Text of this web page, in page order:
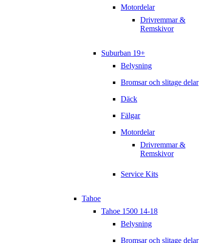
Motordelar
Drivremmar &
Remskivor
Suburban 19+
Belysning
Bromsar och slitage delar
Däck
Fälgar
Motordelar
Drivremmar &
Remskivor
Service Kits
Tahoe
Tahoe 1500 14-18
Belysning
Bromsar och slitage delar